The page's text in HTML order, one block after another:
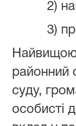
2)
3)
Найвищою
районний
суду,
особисті